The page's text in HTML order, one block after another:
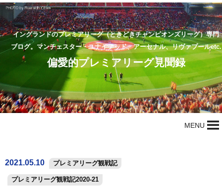
イングランドのプレミアリーグ（ときどきチャンピオンズリーグ）専門
ブログ。マンチェスター・ユナイテッド、アーセナル、リヴァプールetc.
偏愛的プレミアリーグ見聞録
MENU
2021.05.10 プレミアリーグ観戦記
プレミアリーグ観戦記2020-21